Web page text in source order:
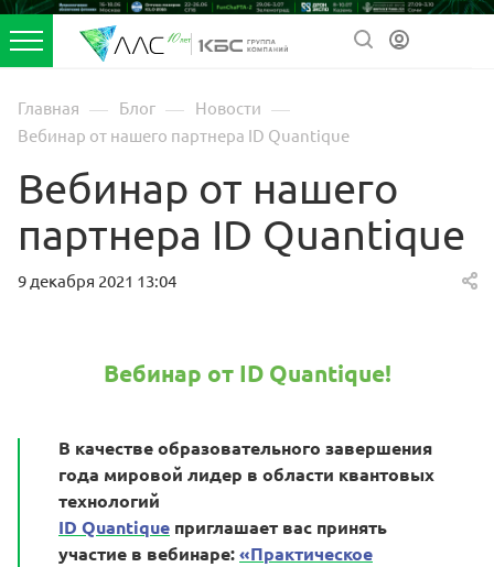
Главная — Блог — Новости —
Вебинар от нашего партнера ID Quantique
Вебинар от нашего
партнера ID Quantique
9 декабря 2021 13:04
Вебинар от ID Quantique!
В качестве образовательного завершения
года мировой лидер в области квантовых
технологий
ID Quantique приглашает вас принять
участие в вебинаре:«Практическое